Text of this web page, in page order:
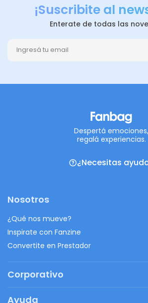
¡Suscribite al
Enterate de todas las
Despertá emociones,
regalá experiencias.
¿Necesitas
Nosotros
¿Qué nos mueve?
Inspirate con Fanzine
Convertite en Prestador
Corporativo
Ayuda